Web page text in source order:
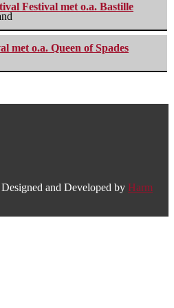
Festival met o.a. Bastille
met o.a. Queen of Spades
and Developed by Harm